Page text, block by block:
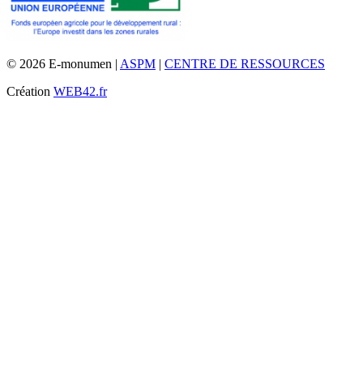
© 2026 E-monumen | ASPM | CENTRE DE RESSOURCES
Création WEB42.fr